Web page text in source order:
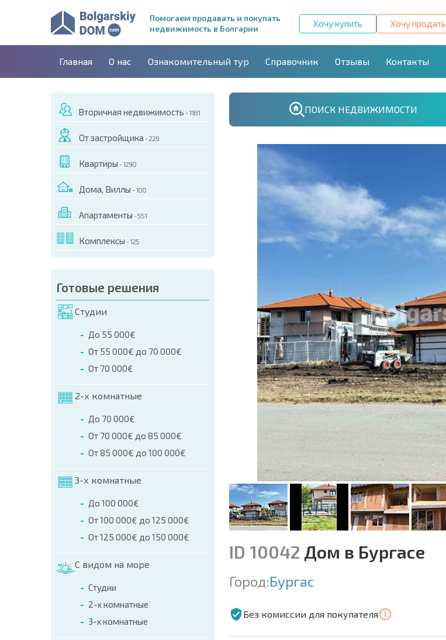
Помогаем продавать и покупать
недвижимость в Болгарии
Хочу купить Хочу продать
Главная О нас Ознакомительный тур Справочник Отзывы Контакты
Вторичная недвижимость - 1181
От застройщика - 229
Квартиры - 1290
Дома, Виллы - 100
Апартаменты - 551
Комплексы - 125
Готовые решения
Студии
До 55 000€
От 55 000€ до 70 000€
От 70 000€
2-х комнатные
До 70 000€
От 70 000€ до 85 000€
От 85 000€ до 100 000€
3-х комнатные
До 100 000€
От 100 000€ до 125 000€
От 125 000€ до 150 000€
С видом на море
Студии
2-х комнатные
3-х комнатные
ПОИСК НЕДВИЖИМОСТИ
ЭТОГО ОБЪЕКТА
телефонам:
+359 8 9797 99 03
ID 10042 Дом в Бургасе
Город:Бургас
Без комиссии для покупателя